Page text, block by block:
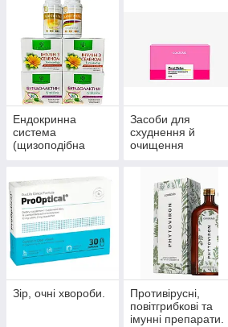
Ендокринна
система
(щизоподібна
Засоби для
схуднення й
очищення
Зір, очні хвороби.
Противірусні,
повітгрибкові та
імунні препарати.